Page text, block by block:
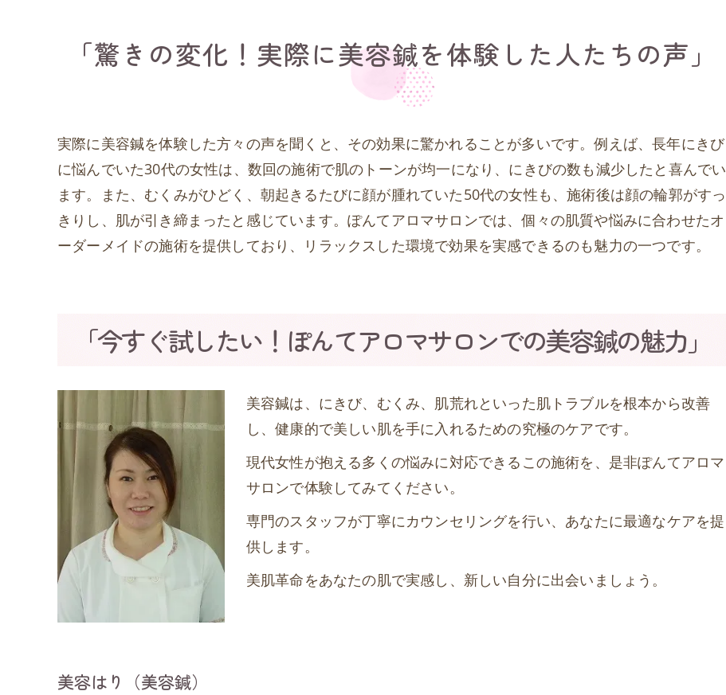
「驚きの変化！実際に美容鍼を体験した人たちの声」
実際に美容鍼を体験した方々の声を聞くと、その効果に驚かれることが多いです。例えば、長年にきび
に悩んでいた30代の女性は、数回の施術で肌のトーンが均一になり、にきびの数も減少したと喜んでい
ます。また、むくみがひどく、朝起きるたびに顔が腫れていた50代の女性も、施術後は顔の輪郭がすっ
きりし、肌が引き締まったと感じています。ぽんてアロマサロンでは、個々の肌質や悩みに合わせたオ
ーダーメイドの施術を提供しており、リラックスした環境で効果を実感できるのも魅力の一つです。
「今すぐ試したい！ぽんてアロマサロンでの美容鍼の魅力」
美容鍼は、にきび、むくみ、肌荒れといった肌トラブルを根本から改善
し、健康的で美しい肌を手に入れるための究極のケアです。
現代女性が抱える多くの悩みに対応できるこの施術を、是非ぽんてアロマ
サロンで体験してみてください。
専門のスタッフが丁寧にカウンセリングを行い、あなたに最適なケアを提
供します。
美肌革命をあなたの肌で実感し、新しい自分に出会いましょう。
美容はり（美容鍼）